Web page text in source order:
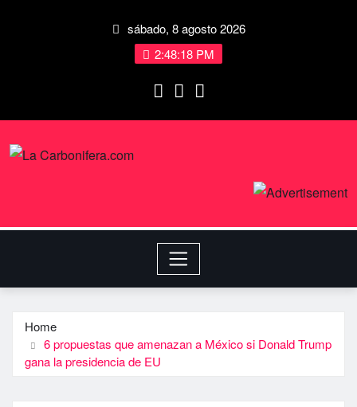
sábado, 8 agosto 2026
2:48:19 PM
Home
6 propuestas que amenazan a México si Donald Trump
gana la presidencia de EU